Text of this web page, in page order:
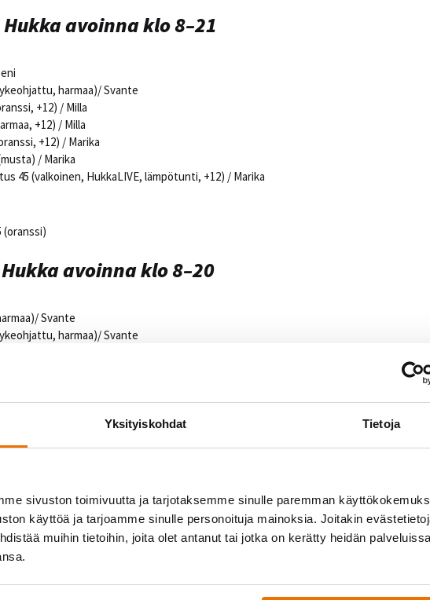
Yksityiskohdat Tietoja
sivuston toimivuutta ja tarjotaksemme sinulle paremman
käyttöä ja tarjoamme sinulle personoituja mainoksia. Joitakin
muihin tietoihin, joita olet antanut tai jotka on kerätty heidän
avoinna klo 8–21
harmaa)/ Svante
+12) / Milla
+12) / Milla
+12) / Marika
/ Marika
45 (valkoinen, HukkaLIVE, lämpötunti, +12) / Marika
(oranssi)
avoinna klo 8–20
Svante
harmaa)/ Svante
+12)/ Milla
+12) / Milla
Hukka avoinna klo 9–21